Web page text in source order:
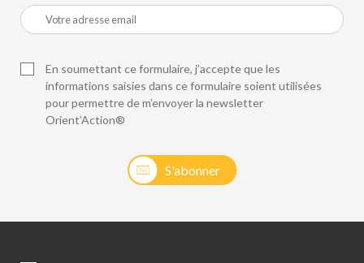
S'abonner
En soumettant ce formulaire, j’accepte que les
informations saisies dans ce formulaire soient utilisées
pour permettre de m’envoyer la newsletter
Orient’Action®